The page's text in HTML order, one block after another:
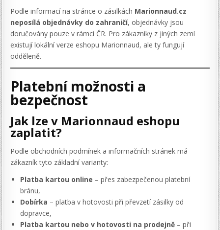
Podle informací na stránce o zásilkách Marionnaud.cz
neposílá objednávky do zahraničí, objednávky jsou
doručovány pouze v rámci ČR. Pro zákazníky z jiných zemí
existují lokální verze eshopu Marionnaud, ale ty fungují
odděleně.
Platební možnosti a
bezpečnost
Jak lze v Marionnaud eshopu
zaplatit?
Podle obchodních podmínek a informačních stránek má
zákazník tyto základní varianty:
Platba kartou online – přes zabezpečenou platební
bránu,
Dobírka – platba v hotovosti při převzetí zásilky od
dopravce,
Platba kartou nebo v hotovosti na prodejně – při